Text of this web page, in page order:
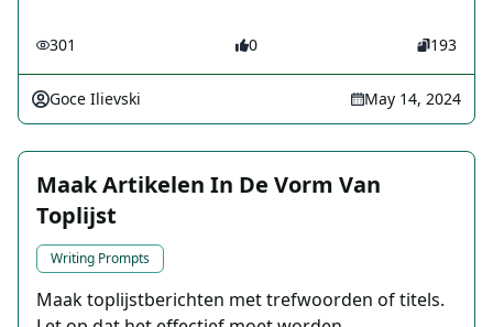
301 0 193
Goce Ilievski May 14, 2024
Maak Artikelen In De Vorm Van
Toplijst
Writing Prompts
Maak toplijstberichten met trefwoorden of titels.